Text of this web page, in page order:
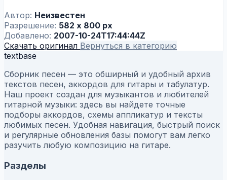
Автор: Неизвестен
Разрешение: 582 x 800 px
Добавлено: 2007-10-24T17:44:44Z
Скачать оригинал Вернуться в категорию
textbase
Сборник песен — это обширный и удобный архив
текстов песен, аккордов для гитары и табулатур.
Наш проект создан для музыкантов и любителей
гитарной музыки: здесь вы найдете точные
подборы аккордов, схемы аппликатур и тексты
любимых песен. Удобная навигация, быстрый поиск
и регулярные обновления базы помогут вам легко
разучить любую композицию на гитаре.
Разделы